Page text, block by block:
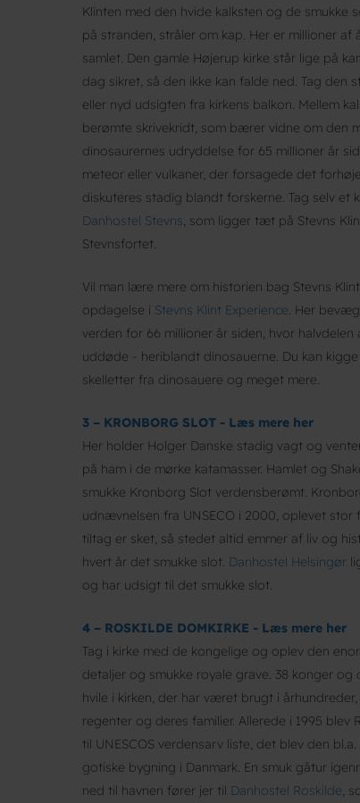
Klinten med den hvide kalksten og de smukke
på stranden, stråler om kap. Her er millioner af
samlet. Den gamle Højerup kirke står lige på
dag sikret, så den ikke kan falde ned. Tag den
eller nyd udsigten fra kirkens balkon. Mellem
berømte skrivekridt, som bærer vidne om den
dinosaurernes udryddelse for 65 millioner år
meteor eller vulkaner, der forsagede det
diskuteres stadig blandt forskerne. Tag selv et
Danhostel Stevns , som ligger tæt på Stevns
Stevnsfortet.
Vil man lære mere om historien bag Stevns
opdagelse i Stevns Klint Experience . Her
verden for 66 millioner år siden, hvor
uddøde - heriblandt dinosauerne. Du kan
skelletter fra dinosauere og meget mere.
3 – KRONBORG SLOT - Læs mere her
Her holder Holger Danske stadig vagt og
på ham i de mørke katamasser. Hamlet og
smukke Kronborg Slot verdensberømt.
udnævnelsen fra UNSECO i 2000, oplevet stor
tiltag er sket, så stedet altid emmer af liv og
hvert år det smukke slot. Danhostel Helsingør
og har udsigt til det smukke slot.
4 – ROSKILDE DOMKIRKE - Læs mere her
Tag i kirke med de kongelige og oplev den
detaljer og smukke royale grave. 38 konger
hvile i kirken, der har været brugt i
regenter og deres familier. Allerede i 1995 blev
til UNESCOS verdensarv liste, det blev den
gotiske bygning i Danmark. En smuk gåtur
ned til havnen fører jer til Danhostel Roskilde ,